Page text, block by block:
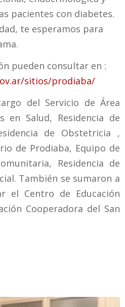
pacientes con diabetes.
te esperamos para
pueden consultar en :
sitios/prodiaba/
del Servicio de Área
en Salud, Residencia de
de Obstetricia ,
de Prodiaba, Equipo de
Residencia de
También se sumaron a
el Centro de Educación
Cooperadora del San